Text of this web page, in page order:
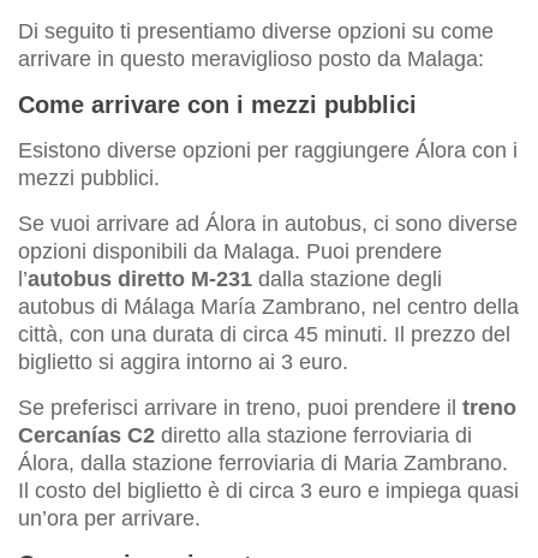
Di seguito ti presentiamo diverse opzioni su come
arrivare in questo meraviglioso posto da Malaga:
Come arrivare con i mezzi pubblici
Esistono diverse opzioni per raggiungere Álora con i
mezzi pubblici.
Se vuoi arrivare ad Álora in autobus, ci sono diverse
opzioni disponibili da Malaga. Puoi prendere
l’autobus diretto M-231 dalla stazione degli
autobus di Málaga María Zambrano, nel centro della
città, con una durata di circa 45 minuti. Il prezzo del
biglietto si aggira intorno ai 3 euro.
Se preferisci arrivare in treno, puoi prendere il treno
Cercanías C2 diretto alla stazione ferroviaria di
Álora, dalla stazione ferroviaria di Maria Zambrano.
Il costo del biglietto è di circa 3 euro e impiega quasi
un’ora per arrivare.